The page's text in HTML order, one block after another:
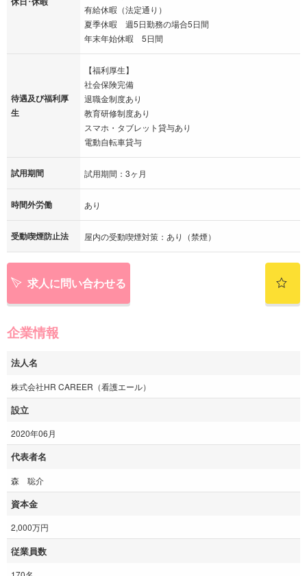
有給休暇（法定通り）
夏季休暇 週5日勤務の場合5日間
年末年始休暇 5日間
待遇及び福利厚
生
【福利厚生】
社会保険完備
退職金制度あり
教育研修制度あり
スマホ・タブレット貸与あり
電動自転車貸与
試用期間 試用期間：3ヶ月
時間外労働 あり
受動喫煙防止法 屋内の受動喫煙対策：あり（禁煙）
求人に問い合わせる
企業情報
法人名
株式会社HR CAREER（看護エール）
設立
2020年06月
代表者名
森 聡介
資本金
2,000万円
従業員数